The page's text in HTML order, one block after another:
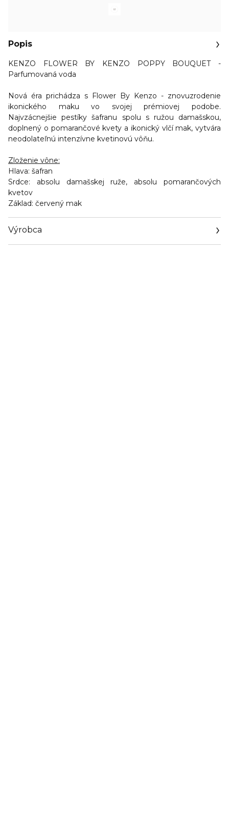
Popis
KENZO FLOWER BY KENZO POPPY BOUQUET -
Parfumovaná voda
Nová éra prichádza s Flower By Kenzo - znovuzrodenie
ikonického maku vo svojej prémiovej podobe.
Najvzácnejšie pestíky šafranu spolu s ružou damašskou,
doplnený o pomarančové kvety a ikonický vlčí mak, vytvára
neodolateľnú intenzívne kvetinovú vôňu.
Zloženie vône:
Hlava: šafran
Srdce: absolu damašskej ruže, absolu pomarančových
kvetov
Základ: červený mak
Výrobca